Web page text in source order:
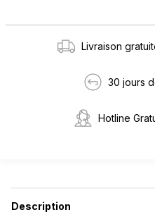
Livraison
30 jours
Hotline
Description